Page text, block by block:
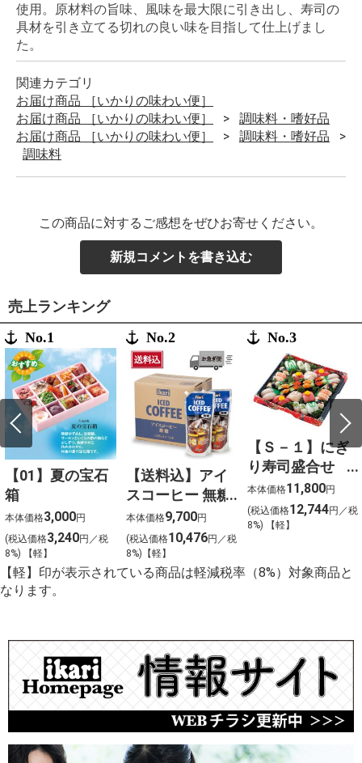
使用。原材料の旨味、風味を最大限に引き出し、寿司の
具材を引き立てる切れの良い味を目指して仕上げまし
た。
関連カテゴリ
お届け商品 ［いかりの味わい便］
お届け商品 ［いかりの味わい便］
調味料・嗜好品
お届け商品 ［いかりの味わい便］
調味料・嗜好品
調味料
この商品に対するご感想をぜひお寄せください。
新規コメントを書き込む
売上ランキング
No.1
【01】夏の宝石
箱
本体価格3,000円
(税込価格3,240円／税
8%) 【軽】
No.2
【送料込】アイ
スコーヒー 無糖
〈ケース販売〉
本体価格9,700円
(税込価格10,476円／税
8%)【軽】
No.3
【Ｓ－１】にぎ
り寿司盛合せ
（上）〈４人
前〉
本体価格11,800円
(税込価格12,744円／税
8%) 【軽】
【軽】印が表示されている商品は軽減税率（8%）対象商品と
なります。